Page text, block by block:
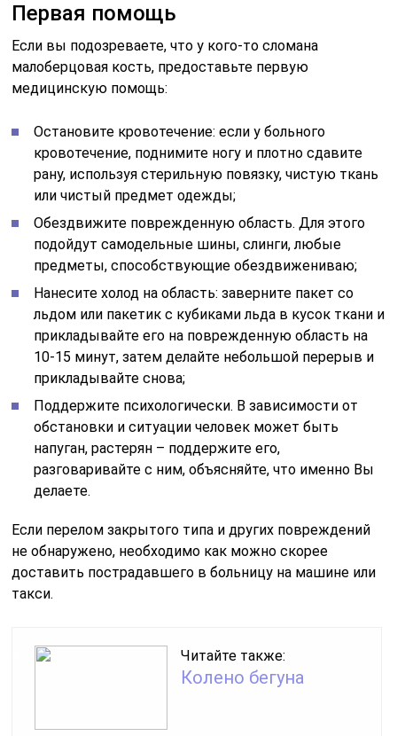
Первая помощь
Если вы подозреваете, что у кого-то сломана
малоберцовая кость, предоставьте первую
медицинскую помощь:
Остановите кровотечение: если у больного
кровотечение, поднимите ногу и плотно сдавите
рану, используя стерильную повязку, чистую ткань
или чистый предмет одежды;
Обездвижите поврежденную область. Для этого
подойдут самодельные шины, слинги, любые
предметы, способствующие обездвижениваю;
Нанесите холод на область: заверните пакет со
льдом или пакетик с кубиками льда в кусок ткани и
прикладывайте его на поврежденную область на
10-15 минут, затем делайте небольшой перерыв и
прикладывайте снова;
Поддержите психологически. В зависимости от
обстановки и ситуации человек может быть
напуган, растерян – поддержите его,
разговаривайте с ним, объясняйте, что именно Вы
делаете.
Если перелом закрытого типа и других повреждений
не обнаружено, необходимо как можно скорее
доставить пострадавшего в больницу на машине или
такси.
Читайте также:
Колено бегуна